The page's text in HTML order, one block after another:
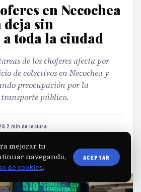
en Necochea
deja sin
toda la ciudad
de los choferes afecta por
de colectivos en Necochea y
preocupación por la
público.
·2 min de lectura·
mejorar tu
navegando,
de cookies.
ACEPTAR